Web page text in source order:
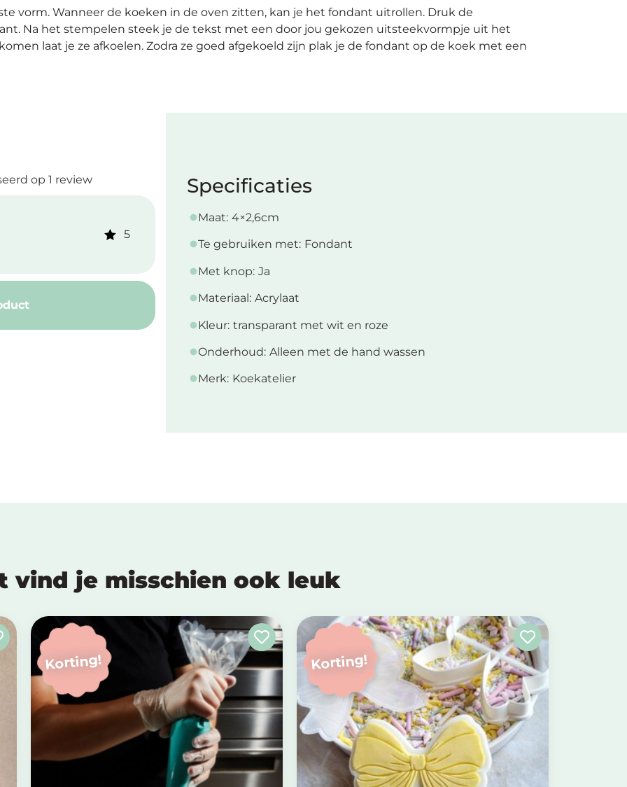
vorm. Wanneer de koeken in de oven zitten, kan je het fondant uitrollen. Druk de
Na het stempelen steek je de tekst met een door jou gekozen uitsteekvormpje uit het
laat je ze afkoelen. Zodra ze goed afgekoeld zijn plak je de fondant op de koek met een
op 1 review
5
Specificaties
Maat: 4×2,6cm
Te gebruiken met: Fondant
Met knop: Ja
Materiaal: Acrylaat
Kleur: transparant met wit en roze
Onderhoud: Alleen met de hand wassen
Merk: Koekatelier
vind je misschien ook leuk
Korting! Korting!